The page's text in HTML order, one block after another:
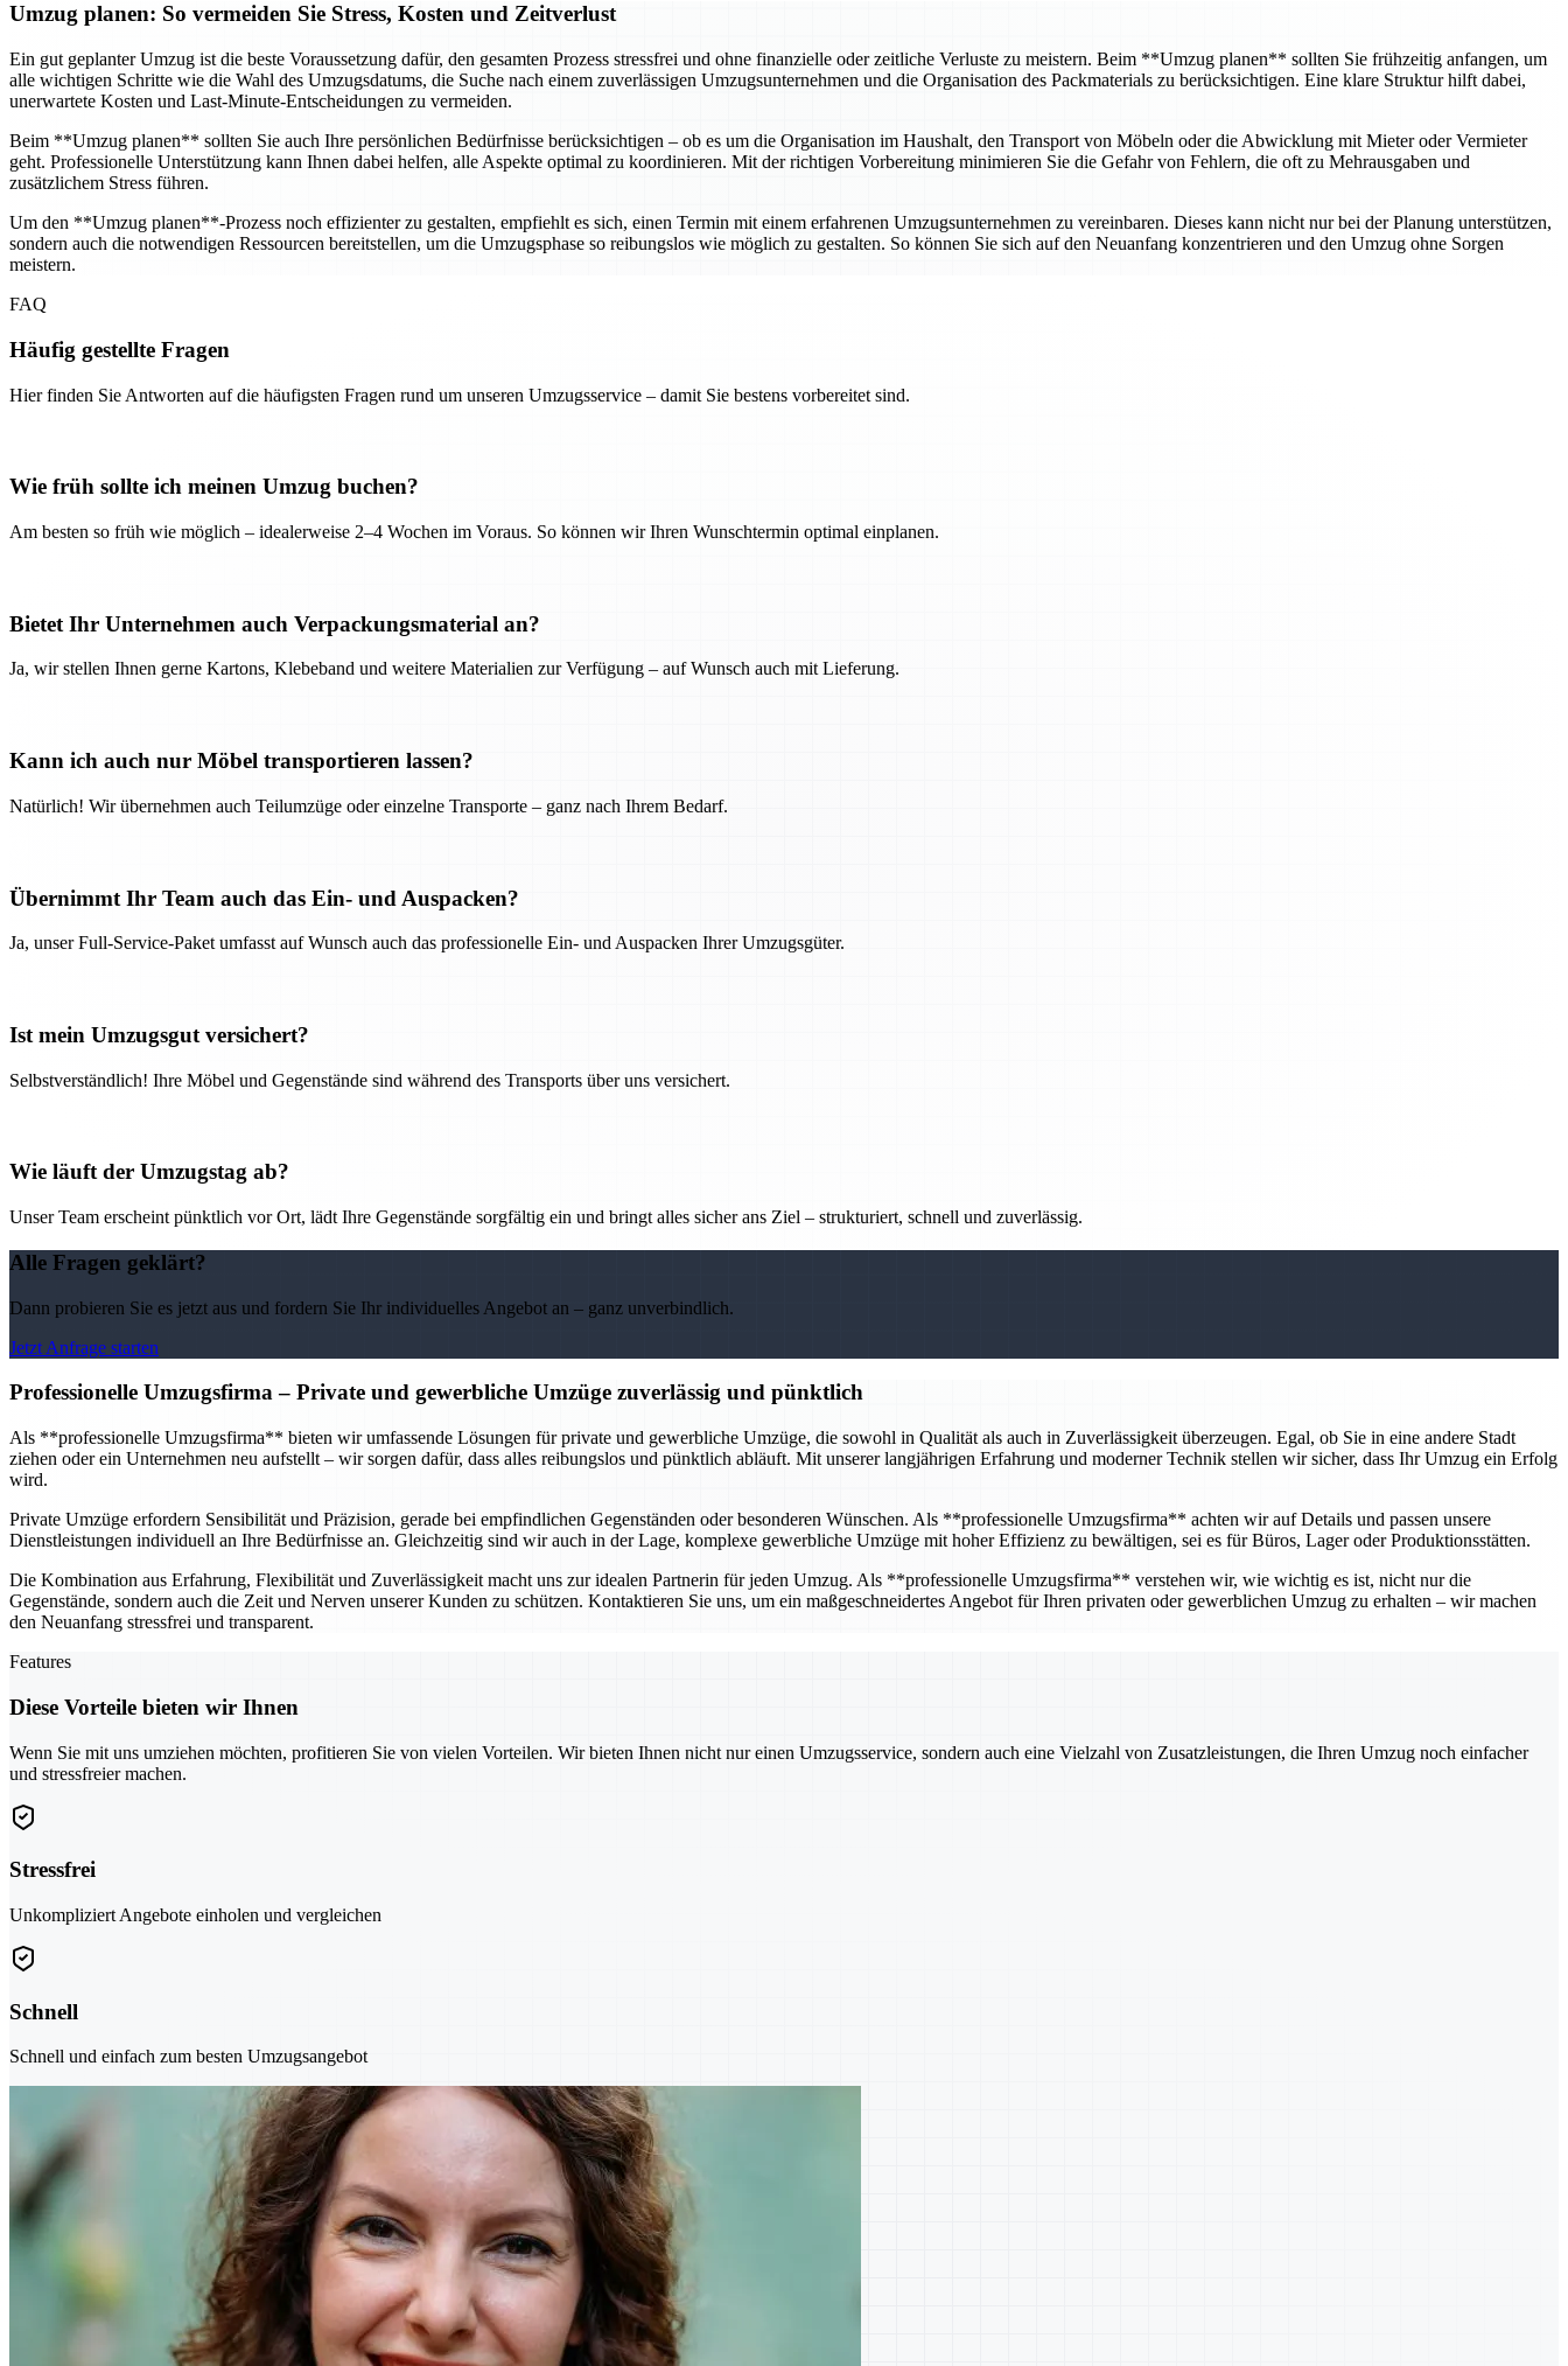
Umzug planen: So vermeiden Sie Stress, Kosten und Zeitverlust
Ein gut geplanter Umzug ist die beste Voraussetzung dafür, den gesamten Prozess stressfrei und ohne finanzielle oder zeitliche Verluste zu meistern. Beim **Umzug planen** sollten Sie frühzeitig anfangen, um
alle wichtigen Schritte wie die Wahl des Umzugsdatums, die Suche nach einem zuverlässigen Umzugsunternehmen und die Organisation des Packmaterials zu berücksichtigen. Eine klare Struktur hilft dabei,
unerwartete Kosten und Last-Minute-Entscheidungen zu vermeiden.
Beim **Umzug planen** sollten Sie auch Ihre persönlichen Bedürfnisse berücksichtigen – ob es um die Organisation im Haushalt, den Transport von Möbeln oder die Abwicklung mit Mieter oder Vermieter
geht. Professionelle Unterstützung kann Ihnen dabei helfen, alle Aspekte optimal zu koordinieren. Mit der richtigen Vorbereitung minimieren Sie die Gefahr von Fehlern, die oft zu Mehrausgaben und
zusätzlichem Stress führen.
Um den **Umzug planen**-Prozess noch effizienter zu gestalten, empfiehlt es sich, einen Termin mit einem erfahrenen Umzugsunternehmen zu vereinbaren. Dieses kann nicht nur bei der Planung unterstützen,
sondern auch die notwendigen Ressourcen bereitstellen, um die Umzugsphase so reibungslos wie möglich zu gestalten. So können Sie sich auf den Neuanfang konzentrieren und den Umzug ohne Sorgen
meistern.
FAQ
Häufig gestellte Fragen
Hier finden Sie Antworten auf die häufigsten Fragen rund um unseren Umzugsservice – damit Sie bestens vorbereitet sind.
Wie früh sollte ich meinen Umzug buchen?
Am besten so früh wie möglich – idealerweise 2–4 Wochen im Voraus. So können wir Ihren Wunschtermin optimal einplanen.
Bietet Ihr Unternehmen auch Verpackungsmaterial an?
Ja, wir stellen Ihnen gerne Kartons, Klebeband und weitere Materialien zur Verfügung – auf Wunsch auch mit Lieferung.
Kann ich auch nur Möbel transportieren lassen?
Natürlich! Wir übernehmen auch Teilumzüge oder einzelne Transporte – ganz nach Ihrem Bedarf.
Übernimmt Ihr Team auch das Ein- und Auspacken?
Ja, unser Full-Service-Paket umfasst auf Wunsch auch das professionelle Ein- und Auspacken Ihrer Umzugsgüter.
Ist mein Umzugsgut versichert?
Selbstverständlich! Ihre Möbel und Gegenstände sind während des Transports über uns versichert.
Wie läuft der Umzugstag ab?
Unser Team erscheint pünktlich vor Ort, lädt Ihre Gegenstände sorgfältig ein und bringt alles sicher ans Ziel – strukturiert, schnell und zuverlässig.
Alle Fragen geklärt?
Dann probieren Sie es jetzt aus und fordern Sie Ihr individuelles Angebot an – ganz unverbindlich.
Jetzt Anfrage starten
Professionelle Umzugsfirma– Private und gewerbliche Umzüge zuverlässig und pünktlich
Als **professionelle Umzugsfirma** bieten wir umfassende Lösungen für private und gewerbliche Umzüge, die sowohl in Qualität als auch in Zuverlässigkeit überzeugen. Egal, ob Sie in eine andere Stadt
ziehen oder ein Unternehmen neu aufstellt – wir sorgen dafür, dass alles reibungslos und pünktlich abläuft. Mit unserer langjährigen Erfahrung und moderner Technik stellen wir sicher, dass Ihr Umzug ein Erfolg
wird.
Private Umzüge erfordern Sensibilität und Präzision, gerade bei empfindlichen Gegenständen oder besonderen Wünschen. Als **professionelle Umzugsfirma** achten wir auf Details und passen unsere
Dienstleistungen individuell an Ihre Bedürfnisse an. Gleichzeitig sind wir auch in der Lage, komplexe gewerbliche Umzüge mit hoher Effizienz zu bewältigen, sei es für Büros, Lager oder Produktionsstätten.
Die Kombination aus Erfahrung, Flexibilität und Zuverlässigkeit macht uns zur idealen Partnerin für jeden Umzug. Als **professionelle Umzugsfirma** verstehen wir, wie wichtig es ist, nicht nur die
Gegenstände, sondern auch die Zeit und Nerven unserer Kunden zu schützen. Kontaktieren Sie uns, um ein maßgeschneidertes Angebot für Ihren privaten oder gewerblichen Umzug zu erhalten – wir machen
den Neuanfang stressfrei und transparent.
Features
Diese Vorteile bieten wir Ihnen
Wenn Sie mit uns umziehen möchten, profitieren Sie von vielen Vorteilen. Wir bieten Ihnen nicht nur einen Umzugsservice, sondern auch eine Vielzahl von Zusatzleistungen, die Ihren Umzug noch einfacher
und stressfreier machen.
Stressfrei
Unkompliziert Angebote einholen und vergleichen
Schnell
Schnell und einfach zum besten Umzugsangebot